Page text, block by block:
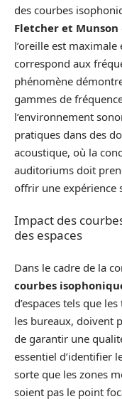
des courbes
Fletcher et Munson
l’oreille est
correspond aux
phénomène
gammes de
l’environnement
pratiques dans des
acoustique, où la
auditoriums doit
offrir une expérience
Impact des
des espaces
Dans le cadre de la
courbes
d’espaces tels que
les bureaux, doivent
de garantir une
essentiel d’identifier
sorte que les zones
soient pas le point